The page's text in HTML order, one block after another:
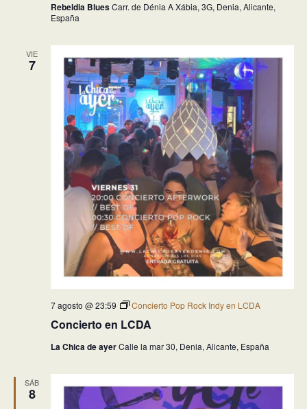
Rebeldia BluesCarr. de Dénia A Xábia, 3G, Denia, Alicante,
España
VIE
7
Concierto en LCDA
7 agosto @ 23:59 Concierto Pop Rock Indy en LCDA
La Chica de ayerCalle la mar 30, Denia, Alicante, España
SÁB
8